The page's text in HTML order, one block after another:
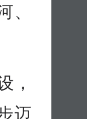
、
，
迈